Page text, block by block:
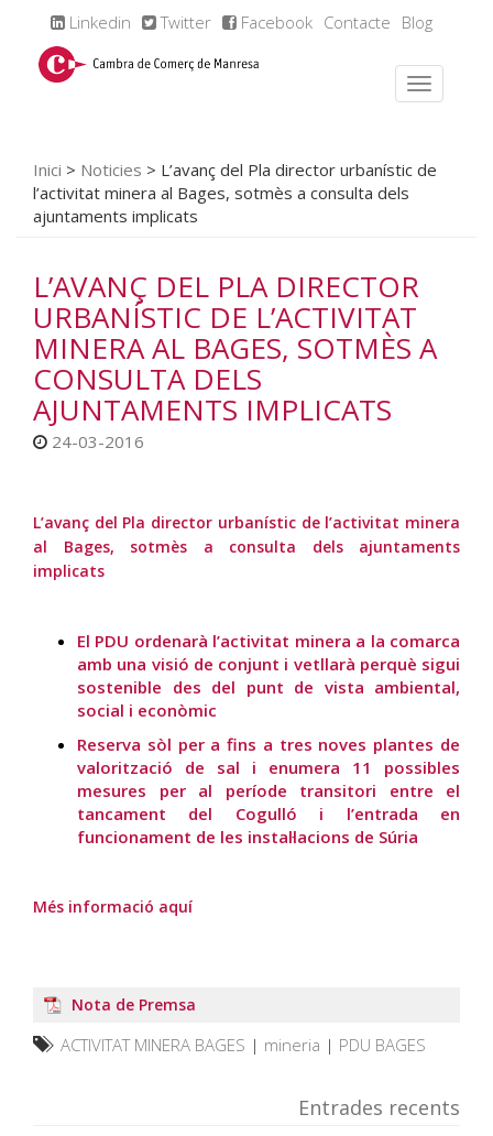
Linkedin Twitter Facebook Contacte Blog
Inici > Noticies > L’avanç del Pla director urbanístic de
l’activitat minera al Bages, sotmès a consulta dels
ajuntaments implicats
L’AVANÇ DEL PLA DIRECTOR
URBANÍSTIC DE L’ACTIVITAT
MINERA AL BAGES, SOTMÈS A
CONSULTA DELS
AJUNTAMENTS IMPLICATS
24-03-2016
L’avanç del Pla director urbanístic de l’activitat minera
al Bages, sotmès a consulta dels ajuntaments
implicats
El PDU ordenarà l’activitat minera a la comarca
amb una visió de conjunt i vetllarà perquè sigui
sostenible des del punt de vista ambiental,
social i econòmic
Reserva sòl per a fins a tres noves plantes de
valorització de sal i enumera 11 possibles
mesures per al període transitori entre el
tancament del Cogulló i l’entrada en
funcionament de les instal·lacions de Súria
Més informació aquí
Nota de Premsa
ACTIVITAT MINERA BAGES | mineria | PDU BAGES
Entrades recents